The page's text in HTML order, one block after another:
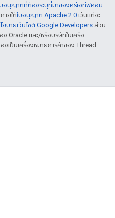
บอนุญาตที่ต้องระบุที่มาของครีเอทีฟคอม
ายใต้ใบอนุญาต Apache 2.0 เว้นแต่จะ
ยบายเว็บไซต์ Google Developers ส่วน
ง Oracle และ/หรือบริษัทในเครือ
งเป็นเครื่องหมายการค้าของ Thread